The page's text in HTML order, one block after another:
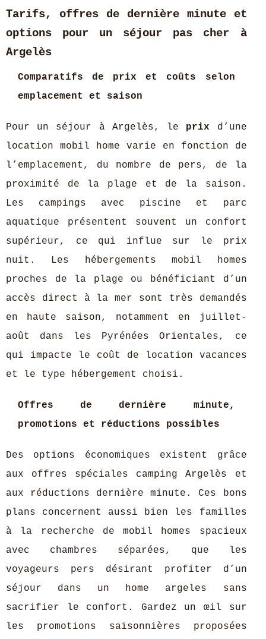
Tarifs, offres de dernière minute et
options pour un séjour pas cher à
Argelès
Comparatifs de prix et coûts selon
emplacement et saison
Pour un séjour à Argelès, le prix d’une
location mobil home varie en fonction de
l’emplacement, du nombre de pers, de la
proximité de la plage et de la saison.
Les campings avec piscine et parc
aquatique présentent souvent un confort
supérieur, ce qui influe sur le prix
nuit. Les hébergements mobil homes
proches de la plage ou bénéficiant d’un
accès direct à la mer sont très demandés
en haute saison, notamment en juillet-
août dans les Pyrénées Orientales, ce
qui impacte le coût de location vacances
et le type hébergement choisi.
Offres de dernière minute,
promotions et réductions possibles
Des options économiques existent grâce
aux offres spéciales camping Argelès et
aux réductions dernière minute. Ces bons
plans concernent aussi bien les familles
à la recherche de mobil homes spacieux
avec chambres séparées, que les
voyageurs pers désirant profiter d’un
séjour dans un home argeles sans
sacrifier le confort. Gardez un œil sur
les promotions saisonnières proposées